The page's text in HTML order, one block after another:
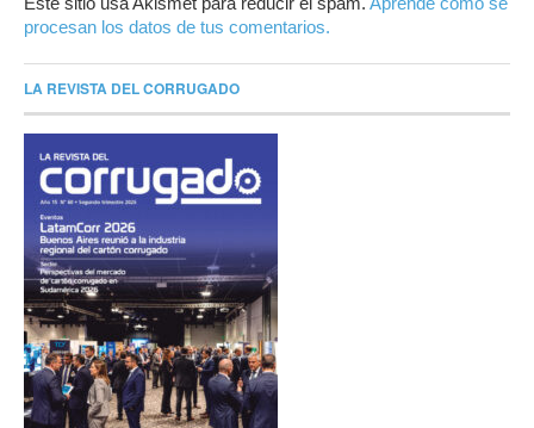
procesan los datos de tus comentarios.
LA REVISTA DEL CORRUGADO